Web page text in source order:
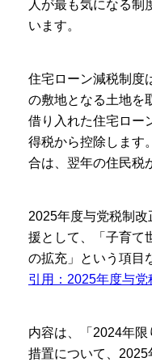
人が最も気になる制
います。
住宅ローン減税制度
の敷地となる土地を
借り入れた住宅ロー
得税から控除します
合は、翌年の住民税
2025年度与党税制
援として、「子育て
の拡充」という項目
引用：2025年度与
内容は、「2024年
措置について、